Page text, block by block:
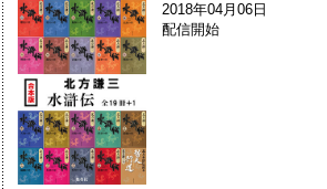
2018年04月06日
配信開始